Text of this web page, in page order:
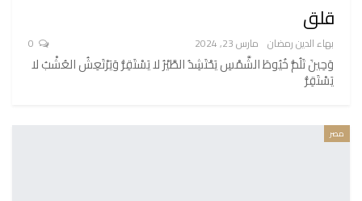
قلق
بهاء الدين رمضان مارس 23, 2024
وَحِينَ تَلُمُّ خُيُوطَ الشَّمْسِ يَحْتَشِدُ الطَّيْرُ لا يَسْتَقِرُّ وَيَرْتَعِشُ العُشْبُ لا
يَسْتَقِرُّ
مصر